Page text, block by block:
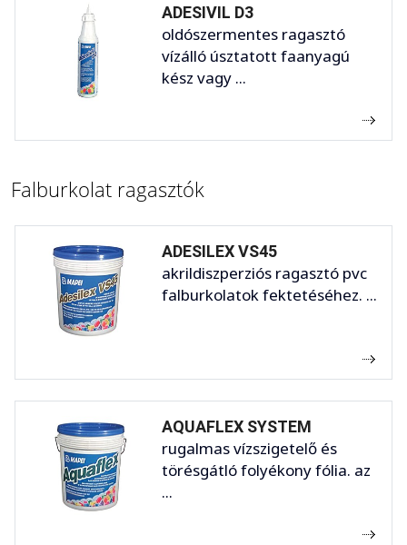
ADESIVIL D3
oldószermentes ragasztó
vízálló úsztatott faanyagú
kész vagy ...
Falburkolat ragasztók
ADESILEX VS45
akrildiszperziós ragasztó pvc
falburkolatok fektetéséhez. ...
AQUAFLEX SYSTEM
rugalmas vízszigetelő és
törésgátló folyékony fólia. az
...